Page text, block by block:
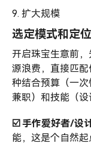
9. 扩大规模
选定模式和定位
开启珠宝生意前
源浪费，直接匹
种结合预算（一
兼职）和技能（设
☑️ 手作爱好者/设
能，这是个自然